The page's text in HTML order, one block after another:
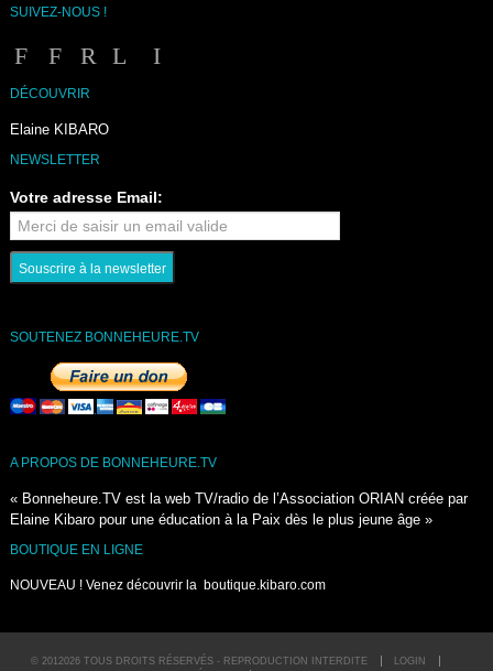
SUIVEZ-NOUS !
DÉCOUVRIR
Elaine KIBARO
NEWSLETTER
Votre adresse Email:
SOUTENEZ BONNEHEURE.TV
A PROPOS DE BONNEHEURE.TV
« Bonneheure.TV est la web TV/radio de l’Association ORIAN créée par
Elaine Kibaro pour une éducation à la Paix dès le plus jeune âge »
BOUTIQUE EN LIGNE
NOUVEAU ! Venez découvrir la boutique.kibaro.com
© 2012026 TOUS DROITS RÉSERVÉS - REPRODUCTION INTERDITE
LOGIN